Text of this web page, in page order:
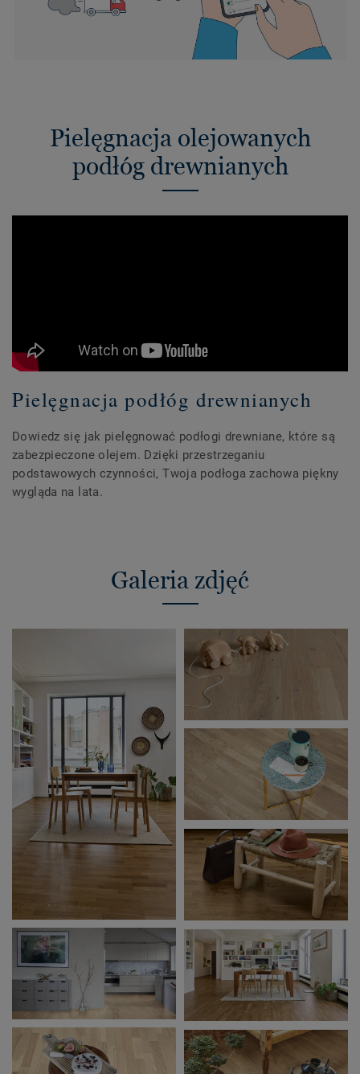
Pielęgnacja olejowanych
podłóg drewnianych
Pielęgnacja podłóg drewnianych
Dowiedz się jak pielęgnować podłogi drewniane, które są
zabezpieczone olejem. Dzięki przestrzeganiu
podstawowych czynności, Twoja podłoga zachowa piękny
wygląda na lata.
Galeria zdjęć